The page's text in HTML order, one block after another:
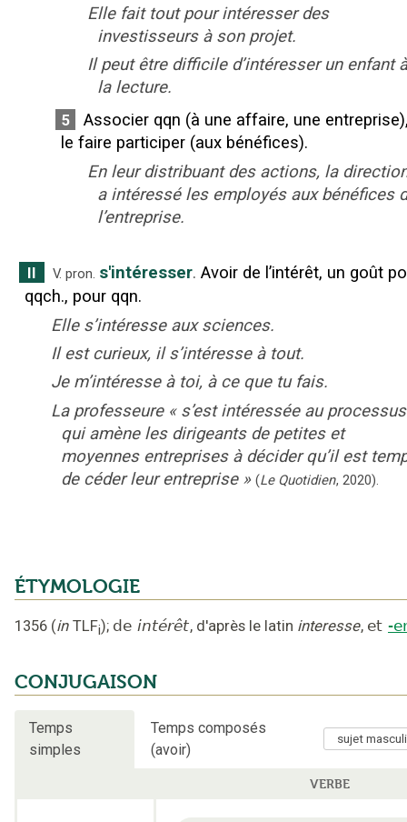
Elle fait tout pour intéresser des
investisseurs à son projet.
Il peut être difficile d’intéresser un enfant à
la lecture.
5
Associer qqn (à une affaire, une
le faire participer (aux bénéfices).
En leur distribuant des actions, la
a intéressé les employés aux bénéfices
l’entreprise.
II V. pron. s'intéresser. Avoir de l’intérêt, un goût
qqch., pour qqn.
Elle s’intéresse aux sciences.
Il est curieux, il s’intéresse à tout.
Je m’intéresse à toi, à ce que tu fais.
La professeure « s’est intéressée au processus
qui amène les dirigeants de petites et
moyennes entreprises à décider qu’il est
de céder leur entreprise » (Le Quotidien, 2020).
ÉTYMOLOGIE
1356 (in TLFi); de intérêt, d'après le latin interesse, et -
CONJUGAISON
Temps
simples
Temps composés
(avoir)
VERBE